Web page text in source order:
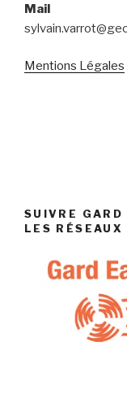
Mail
Mentions Légales
SUIVRE GARD
LES RÉSEAUX